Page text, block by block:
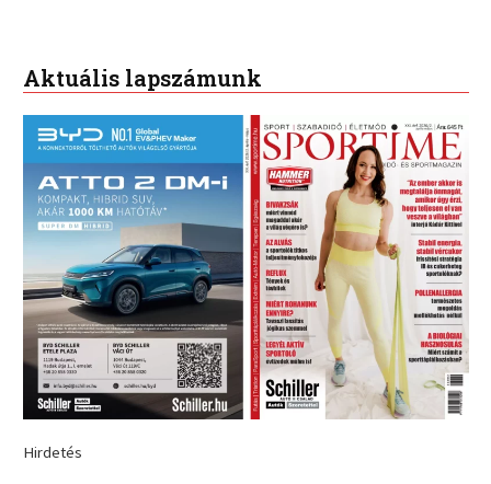
Aktuális lapszámunk
Hirdetés